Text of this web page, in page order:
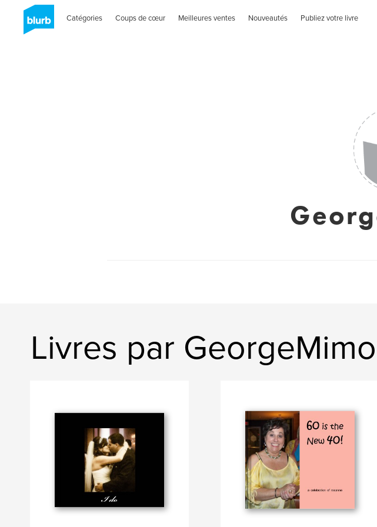
Catégories Coups de cœur Meilleures ventes Nouveautés Publiez votre livre
Livres par